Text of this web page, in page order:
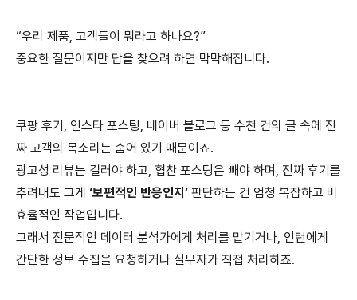
“우리 제품, 고객들이 뭐라고 하나요?”
중요한 질문이지만 답을 찾으려 하면 막막해집니다.
쿠팡 후기, 인스타 포스팅, 네이버 블로그 등 수천 건의 글 속에 진
짜 고객의 목소리는 숨어 있기 때문이죠.
광고성 리뷰는 걸러야 하고, 협찬 포스팅은 빼야 하며, 진짜 후기를
추려내도 그게 ‘보편적인 반응인지’ 판단하는 건 엄청 복잡하고 비
효율적인 작업입니다.
그래서 전문적인 데이터 분석가에게 처리를 맡기거나, 인턴에게
간단한 정보 수집을 요청하거나 실무자가 직접 처리하죠.